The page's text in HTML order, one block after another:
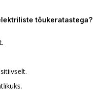
tõukeratastega?